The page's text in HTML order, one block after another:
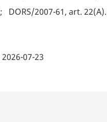
DORS/2007-61, art. 22(A)
2026-07-23